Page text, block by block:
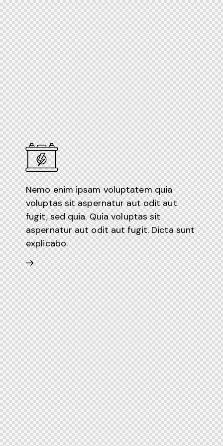
Nemo enim ipsam voluptatem quia
voluptas sit aspernatur aut odit aut
fugit, sed quia. Quia voluptas sit
aspernatur aut odit aut fugit. Dicta sunt
explicabo.